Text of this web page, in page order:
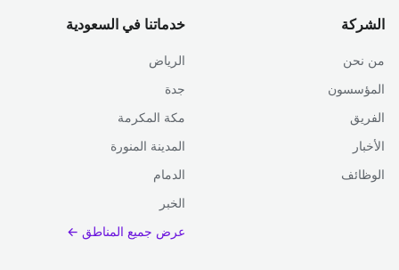
الشركة
من نحن
المؤسسون
الفريق
الأخبار
الوظائف
خدماتنا في السعودية
الرياض
جدة
مكة المكرمة
المدينة المنورة
الدمام
الخبر
عرض جميع المناطق ←